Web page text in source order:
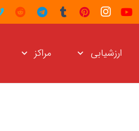
ارزشیابی مراکز